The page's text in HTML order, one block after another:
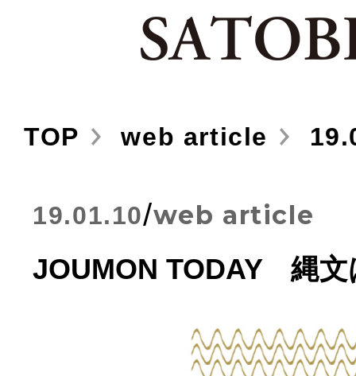
TOP web article
19.01.10/web article
JOUMON TODAY 縄文